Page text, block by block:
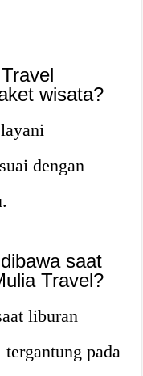
wisata?
dengan
saat
Travel?
liburan
pada